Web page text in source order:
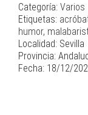
Categoría: Varios
Etiquetas:
humor,
Localidad: Sevilla
Provincia:
Fecha: 18/12/